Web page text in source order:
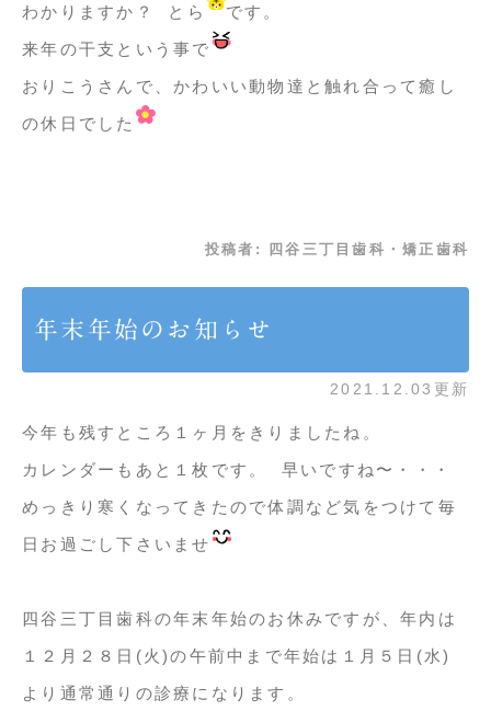
わかりますか？ とら
です。
来年の干支という事で
おりこうさんで、かわいい動物達と触れ合って癒し
の休日でした
投稿者: 四谷三丁目歯科・矯正歯科
年末年始のお知らせ
2021.12.03更新
今年も残すところ１ヶ月をきりましたね。
カレンダーもあと１枚です。 早いですね〜・・・
めっきり寒くなってきたので体調など気をつけて毎
日お過ごし下さいませ
四谷三丁目歯科の年末年始のお休みですが、年内は
１２月２８日(火)の午前中まで年始は１月５日(水)
より通常通りの診療になります。